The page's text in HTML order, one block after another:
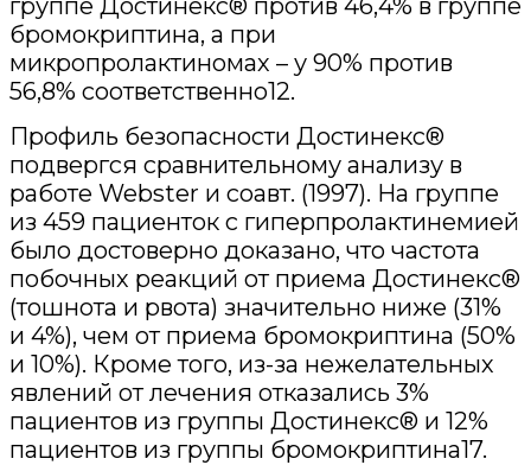
бромокриптина, а при
микропролактиномах – у 90% против
56,8% соответственно12.
Профиль безопасности Достинекс®
подвергся сравнительному анализу в
работе Webster и соавт. (1997). На группе
из 459 пациенток с гиперпролактинемией
было достоверно доказано, что частота
побочных реакций от приема Достинекс®
(тошнота и рвота) значительно ниже (31%
и 4%), чем от приема бромокриптина (50%
и 10%). Кроме того, из-за нежелательных
явлений от лечения отказались 3%
пациентов из группы Достинекс® и 12%
пациентов из группы бромокриптина17.